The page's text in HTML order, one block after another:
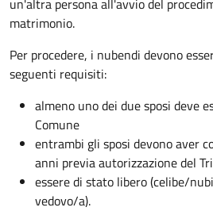
matrimonio.
Per procedere, i nubendi devono
seguenti requisiti:
almeno uno dei due sposi deve
Comune
entrambi gli sposi devono aver
anni previa autorizzazione del
essere di stato libero (celibe/
vedovo/a).